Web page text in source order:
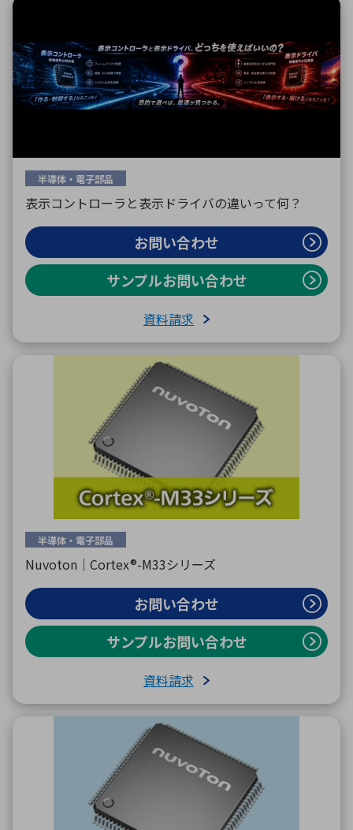
半導体・電子部品
表示コントローラと表示ドライバの違いって何？
お問い合わせ
サンプルお問い合わせ
資料請求
半導体・電子部品
Nuvoton｜Cortex®-M33シリーズ
お問い合わせ
サンプルお問い合わせ
資料請求